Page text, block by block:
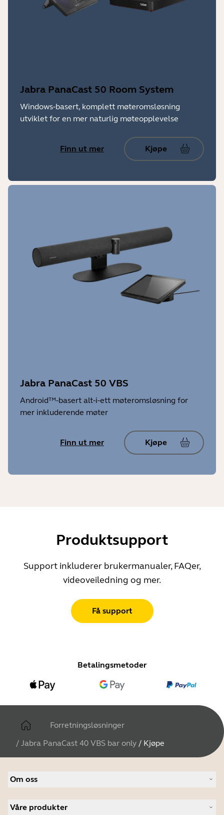
Jabra PanaCast 50 Room System
Windows-basert, komplett møteromsløsning
utviklet for en mer naturlig møteopplevelse
Finn ut mer Kjøpe
Jabra PanaCast 50 VBS
Android™-basert alt-i-ett møteromsløsning for
mer inkluderende møter
Finn ut mer Kjøpe
Produktsupport
Support inkluderer brukermanualer, FAQer,
videoveiledning og mer.
Få support
Betalingsmetoder
Forretningsløsninger
/ Jabra PanaCast 40 VBS bar only / Kjøpe
Om oss
Karriere
Våre produkter